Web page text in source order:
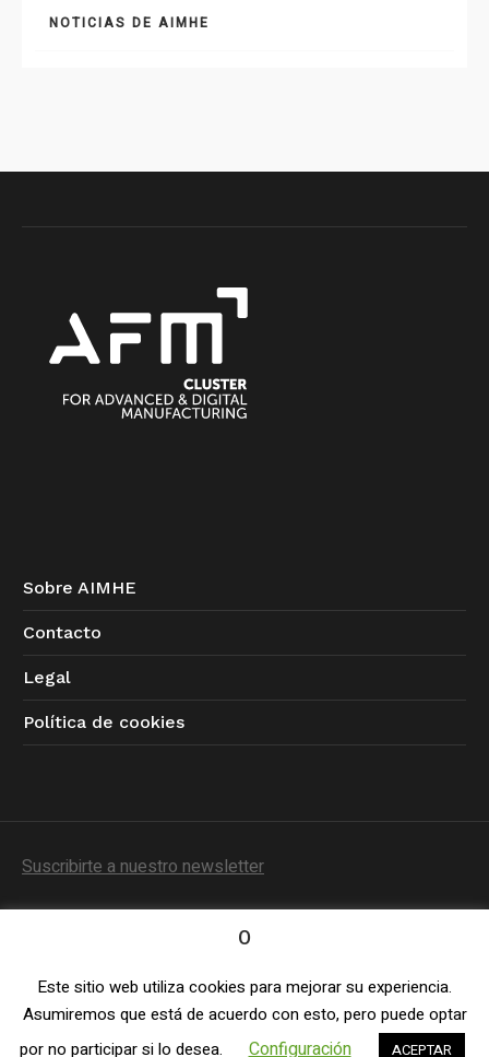
NOTICIAS DE AIMHE
Sobre AIMHE
Contacto
Legal
Política de cookies
Suscribirte a nuestro newsletter
Política de Privacidad/ © 2023 AIMHE / Todos los
derechos reservados
0
Este sitio web utiliza cookies para mejorar su experiencia.
Asumiremos que está de acuerdo con esto, pero puede optar
por no participar si lo desea.
Configuración ACEPTAR